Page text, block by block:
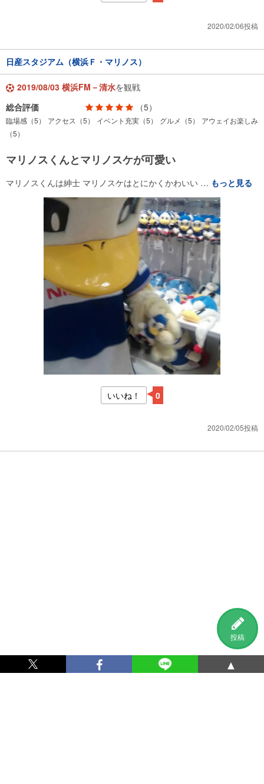
投稿
2020/02/06投稿
日産スタジアム（横浜Ｆ・マリノス）
2019/08/03 横浜FM－清水を観戦
総合評価
（5）
臨場感（5） アクセス（5） イベント充実（5） グルメ（5）
アウェイお楽しみ
（5）
マリノスくんとマリノスケが可愛い
マリノスくんは紳士 マリノスケはとにかくかわいい … もっと見る
いいね！ 0
2020/02/05投稿
▲